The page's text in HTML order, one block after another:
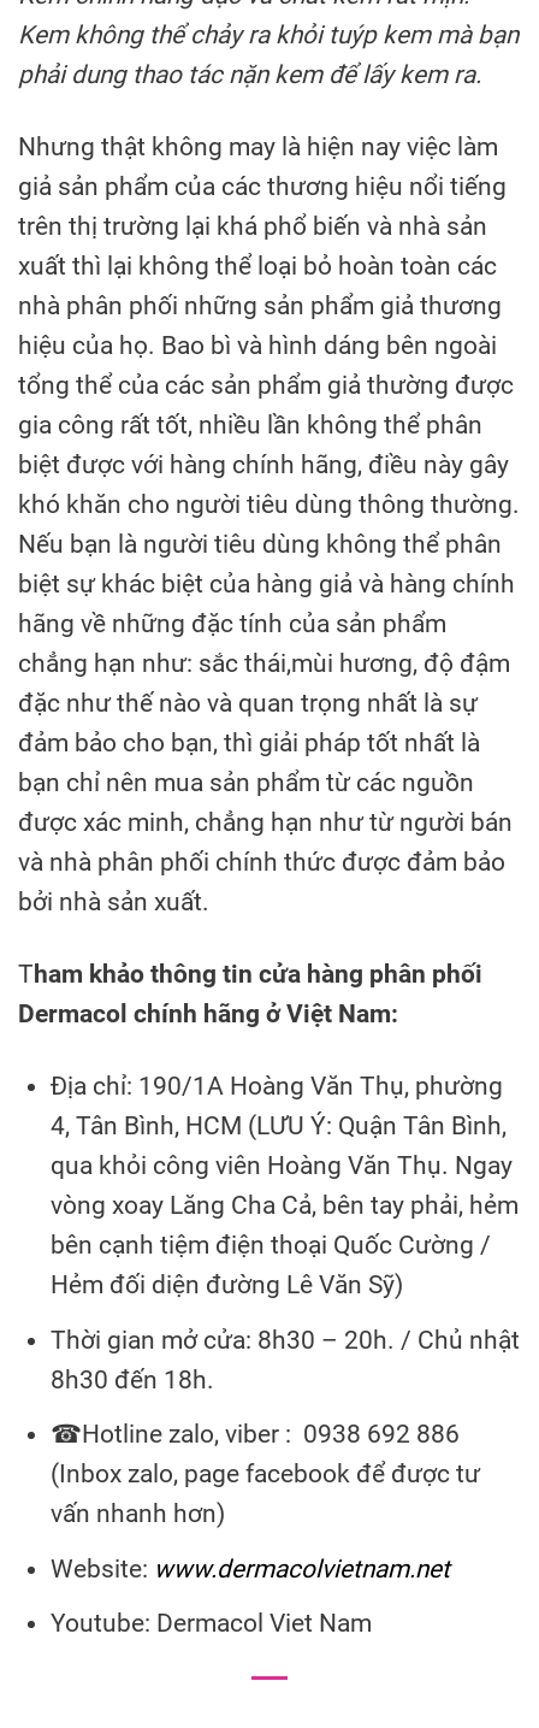
Kem không thể chảy ra khỏi tuýp kem mà bạn
phải dung thao tác nặn kem để lấy kem ra.
Nhưng thật không may là hiện nay việc làm
giả sản phẩm của các thương hiệu nổi tiếng
trên thị trường lại khá phổ biến và nhà sản
xuất thì lại không thể loại bỏ hoàn toàn các
nhà phân phối những sản phẩm giả thương
hiệu của họ. Bao bì và hình dáng bên ngoài
tổng thể của các sản phẩm giả thường được
gia công rất tốt, nhiều lần không thể phân
biệt được với hàng chính hãng, điều này gây
khó khăn cho người tiêu dùng thông thường.
Nếu bạn là người tiêu dùng không thể phân
biệt sự khác biệt của hàng giả và hàng chính
hãng về những đặc tính của sản phẩm
chẳng hạn như: sắc thái,mùi hương, độ đậm
đặc như thế nào và quan trọng nhất là sự
đảm bảo cho bạn, thì giải pháp tốt nhất là
bạn chỉ nên mua sản phẩm từ các nguồn
được xác minh, chẳng hạn như từ người bán
và nhà phân phối chính thức được đảm bảo
bởi nhà sản xuất.
T ham khảo thông tin cửa hàng phân phối
Dermacol chính hãng ở Việt Nam:
Địa chỉ: 190/1A Hoàng Văn Thụ, phường
4, Tân Bình, HCM (LƯU Ý: Quận Tân Bình,
qua khỏi công viên Hoàng Văn Thụ. Ngay
vòng xoay Lăng Cha Cả, bên tay phải, hẻm
bên cạnh tiệm điện thoại Quốc Cường /
Hẻm đối diện đường Lê Văn Sỹ)
Thời gian mở cửa: 8h30 – 20h. / Chủ nhật
8h30 đến 18h.
☎Hotline zalo, viber : 0938 692 886
(Inbox zalo, page facebook để được tư
vấn nhanh hơn)
Website: www.dermacolvietnam.net
Youtube: Dermacol Viet Nam